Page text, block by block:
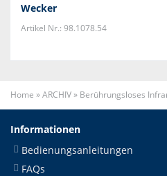
Wecker
Artikel Nr.: 98.1078.54
Home »ARCHIV» Berührungsloses
Informationen
Bedienungsanleitungen
FAQs